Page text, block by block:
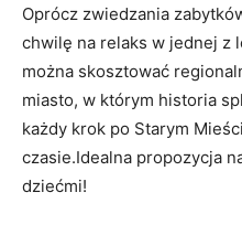
Oprócz‍ zwiedzania
chwilę ⁢na relaks w⁤ jednej z
można skosztować
miasto,​ w którym historia
każdy krok po Starym‌
czasie.Idealna propozycja
dziećmi!